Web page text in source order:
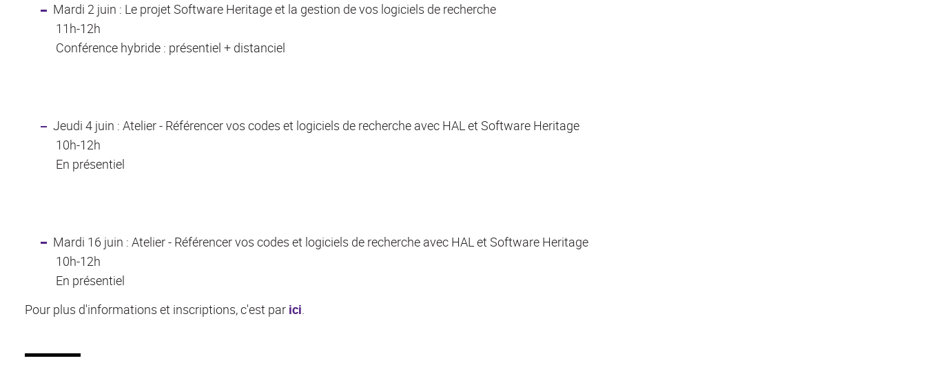
Mardi 2 juin : Le projet Software Heritage et la gestion de vos logiciels de recherche
11h-12h
Conférence hybride : présentiel + distanciel
Jeudi 4 juin : Atelier - Référencer vos codes et logiciels de recherche avec HAL et Software Heritage
10h-12h
En présentiel
Mardi 16 juin : Atelier - Référencer vos codes et logiciels de recherche avec HAL et Software Heritage
10h-12h
En présentiel
Pour plus d'informations et inscriptions, c'est par ici.